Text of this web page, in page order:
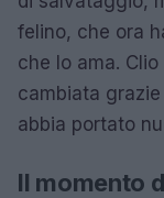
felino, che ora
che lo ama.
cambiata
abbia portato
Il momento